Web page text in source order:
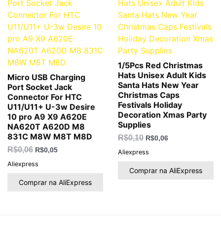
Micro USB Charging
Port Socket Jack
Connector For HTC
U11/U11+ U-3w Desire
10 pro A9 X9 A620E
NA620T A620D M8
831C M8W M8T M8D
R$0,06
era:
R$0,06.
R$0,05
é:
R$0,05.
Aliexpress
Comprar na AliExpress
1/5Pcs Red Christmas
Hats Unisex Adult Kids
Santa Hats New Year
Christmas Caps
Festivals Holiday
Decoration Xmas Party
Supplies
R$0,10
era:
R$0,10.
R$0,06
é:
R$0,06.
Aliexpress
Comprar na AliExpress